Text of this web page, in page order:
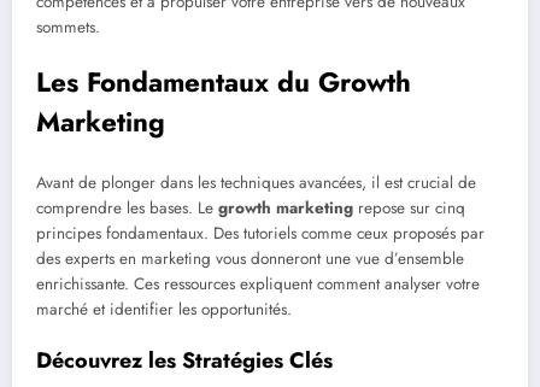
sommets.
Les Fondamentaux du Growth
Marketing
Avant de plonger dans les techniques avancées, il est crucial de
comprendre les bases. Le growth marketing repose sur cinq
principes fondamentaux. Des tutoriels comme ceux proposés par
des experts en marketing vous donneront une vue d’ensemble
enrichissante. Ces ressources expliquent comment analyser votre
marché et identifier les opportunités.
Découvrez les Stratégies Clés